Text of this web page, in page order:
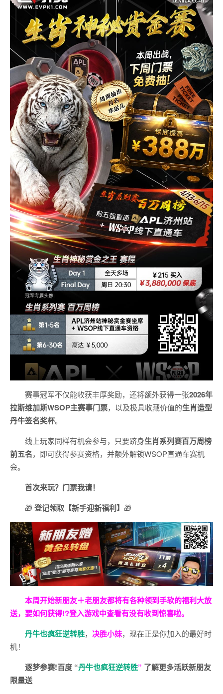
赛事冠军不仅能收获丰厚奖励，还将额外获得一张2026年
拉斯维加斯WSOP主赛事门票，以及极具收藏价值的生肖造型
丹牛签名奖杯。
线上玩家同样有机会参与，只要跻身生肖系列赛百万周榜
前五名，即可获得参赛资格，并额外解锁WSOP直通车赛机
会。
首次来玩？门票我请！
🎁 登记领取【新手迎新福利】 🎁
本周开始新朋友＋老朋友都将有各种领到手软的福利大放
送，要如何获得!?登入游戏中查看有没有收到惊喜啦。
丹牛也疯狂逆转胜， 决胜小妹，现在正是你加入的最好时
机！
逐梦参赛!百度 “丹牛也疯狂逆转胜” 了解更多活跃新朋友
限量送